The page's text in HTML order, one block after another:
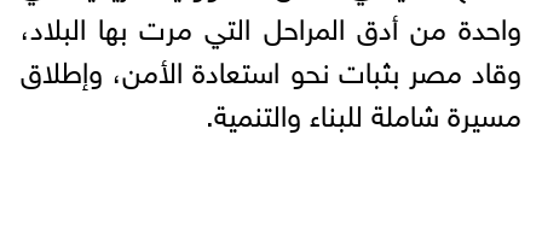
واحدة من أدق المراحل التي مرت بها البلاد،
وقاد مصر بثبات نحو استعادة الأمن، وإطلاق
مسيرة شاملة للبناء والتنمية.